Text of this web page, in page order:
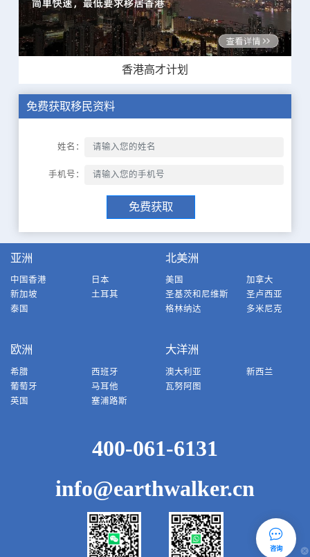
香港高才计划
免费获取移民资料
姓名：
手机号：
免费获取
亚洲
中国香港
日本
新加坡
土耳其
泰国
北美洲
美国
加拿大
圣基茨和尼维斯
圣卢西亚
格林纳达
多米尼克
欧洲
希腊
西班牙
葡萄牙
马耳他
英国
塞浦路斯
大洋洲
澳大利亚
新西兰
瓦努阿图
400-061-6131
info@earthwalker.cn
咨询